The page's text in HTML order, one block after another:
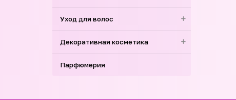
Уход для волос
Декоративная косметика
Парфюмерия